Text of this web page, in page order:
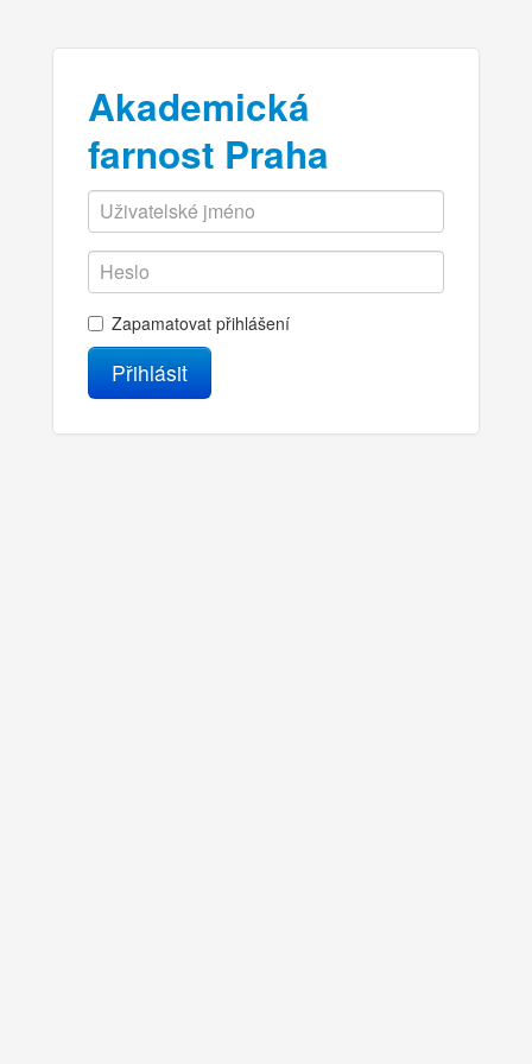
Akademická
farnost Praha
Zapamatovat přihlášení
Přihlásit